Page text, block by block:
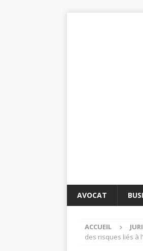
AVOCAT
ACCUEIL
des risques liés à